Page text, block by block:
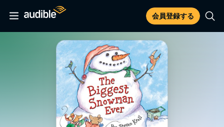
会員登録する